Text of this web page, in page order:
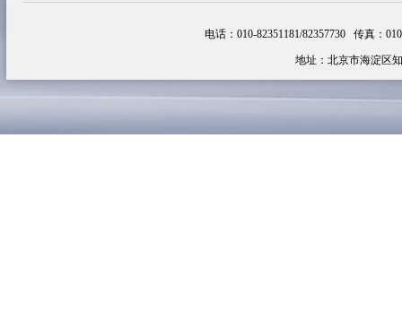
电话：010-82351181/82357730 传真：
地址：北京市海淀区